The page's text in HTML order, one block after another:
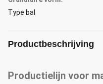
Type bal
Productbeschrijving
Productielijn voor